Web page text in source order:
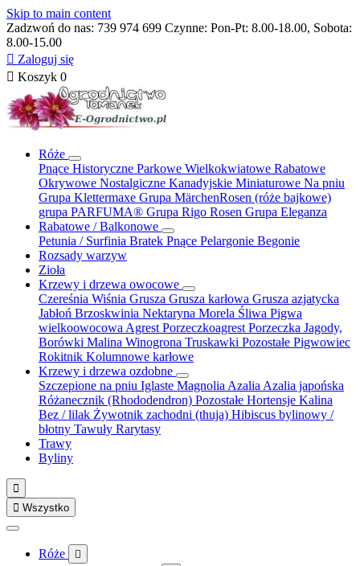
Skip to main content
Zadzwoń do nas: 739 974 699 Czynne: Pon-Pt: 8.00-18.00, Sobota:
8.00-15.00
 Zaloguj się
 Koszyk 0
Róże
Pnące Historyczne Parkowe Wielkokwiatowe Rabatowe
Okrywowe Nostalgiczne Kanadyjskie Miniaturowe Na pniu
Grupa Klettermaxe Grupa MärchenRosen (róże bajkowe)
grupa PARFUMA® Grupa Rigo Rosen Grupa Eleganza
Rabatowe / Balkonowe
Petunia / Surfinia Bratek Pnące Pelargonie Begonie
Rozsady warzyw
Zioła
Krzewy i drzewa owocowe
Czereśnia Wiśnia Grusza Grusza karłowa Grusza azjatycka
Jabłoń Brzoskwinia Nektaryna Morela Śliwa Pigwa
wielkoowocowa Agrest Porzeczkoagrest Porzeczka Jagody,
Borówki Malina Winogrona Truskawki Pozostałe Pigwowiec
Rokitnik Kolumnowe karłowe
Krzewy i drzewa ozdobne
Szczepione na pniu Iglaste Magnolia Azalia Azalia japońska
Różanecznik (Rhododendron) Pozostałe Hortensje Kalina
Bez / lilak Żywotnik zachodni (thuja) Hibiscus bylinowy /
błotny Tawuły Rarytasy
Trawy
Byliny

 Wszystko
Róże 